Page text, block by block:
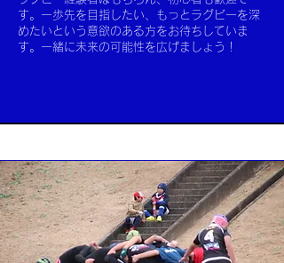
す。一歩先を目指したい、もっとラグビーを深
めたいという意欲のある方をお待ちしていま
す。一緒に未来の可能性を広げましょう！